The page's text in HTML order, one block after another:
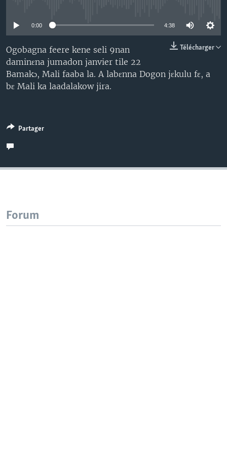
0:00 4:38
Télécharger
Ogobagna feere kene seli 9nan
daminɛna jumadon janvier tile 22
Bamakɔ, Mali faaba la. A labɛnna Dogon jɛkulu fɛ, a
bɛ Mali ka laadalakow jira.
Partager
Forum